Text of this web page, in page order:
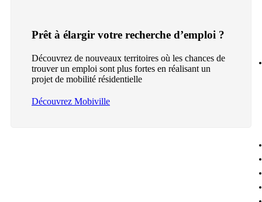
Prêt à élargir votre recherche d’emploi ?
Découvrez de nouveaux territoires où les chances de
trouver un emploi sont plus fortes en réalisant un
projet de mobilité résidentielle
Découvrez Mobiville